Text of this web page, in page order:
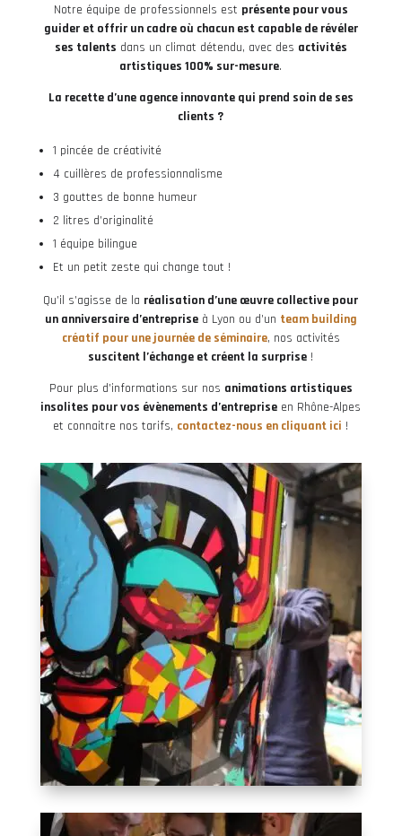
Notre équipe de professionnels est présente pour vous
guider et offrir un cadre où chacun est capable de révéler
ses talents dans un climat détendu, avec des activités
artistiques 100% sur-mesure.
La recette d’une agence innovante qui prend soin de ses
clients ?
1 pincée de créativité
4 cuillères de professionnalisme
3 gouttes de bonne humeur
2 litres d’originalité
1 équipe bilingue
Et un petit zeste qui change tout !
Qu’il s’agisse de la réalisation d’une œuvre collective pour
un anniversaire d’entrepriseà Lyon ou d’un team building
créatif pour une journée de séminaire, nos activités
suscitent l’échange et créent la surprise !
Pour plus d’informations sur nos animations artistiques
insolites pour vos évènements d’entreprise en Rhône-Alpes
et connaitre nos tarifs, contactez-nous en cliquant ici !